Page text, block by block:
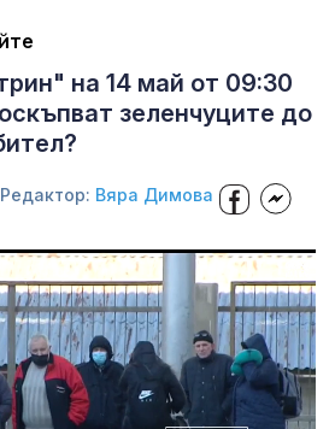
на 14 май от 09:30
зеленчуците до
Редактор: Вяра Димова